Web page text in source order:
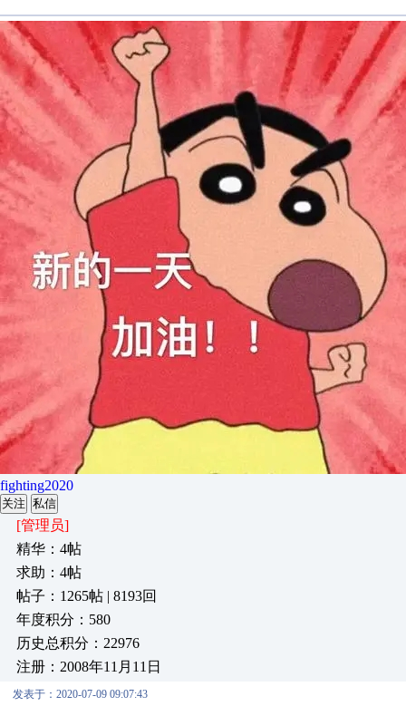
fighting2020
关注 私信
[管理员]
精华：4帖
求助：4帖
帖子：1265帖 | 8193回
年度积分：580
历史总积分：22976
注册：2008年11月11日
发表于：2020-07-09 09:07:43